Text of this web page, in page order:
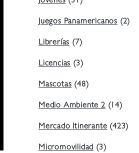
Juegos Panamericanos (2)
Librerías(7)
Licencias(3)
Mascotas(48)
Medio Ambiente 2(14)
Mercado Itinerante(423)
Micromovilidad(3)